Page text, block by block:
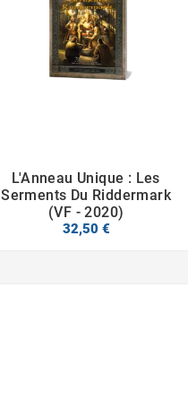
 
L'Anneau Unique : Les
Serments Du Riddermark
(VF - 2020)
32,50 €